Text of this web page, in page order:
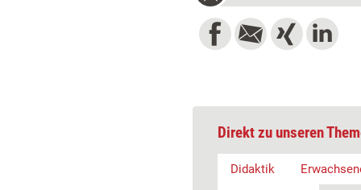
Direkt zu unseren
Didaktik